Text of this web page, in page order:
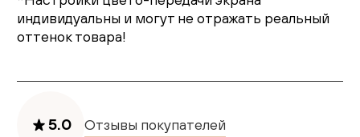
индивидуальны и могут не отражать реальный
оттенок товара!
5.0 Отзывы покупателей